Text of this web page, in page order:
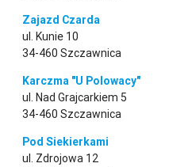
Zajazd Czarda
ul. Kunie 10
34-460 Szczawnica
Karczma "U Polowacy"
ul. Nad Grajcarkiem 5
34-460 Szczawnica
Pod Siekierkami
ul. Zdrojowa 12